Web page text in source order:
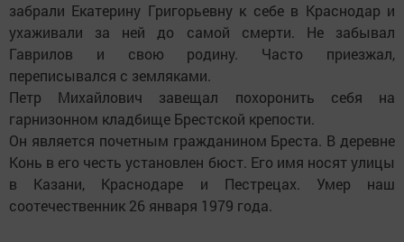
забрали Екатерину Григорьевну к себе в Краснодар и
ухаживали за ней до самой смерти. Не забывал
Гаврилов и свою родину. Часто приезжал,
переписывался с земляками.
Петр Михайлович завещал похоронить себя на
гарнизонном кладбище Брестской крепости.
Он является почетным гражданином Бреста. В деревне
Конь в его честь установлен бюст. Его имя носят улицы
в Казани, Краснодаре и Пестрецах. Умер наш
соотечественник 26 января 1979 года.